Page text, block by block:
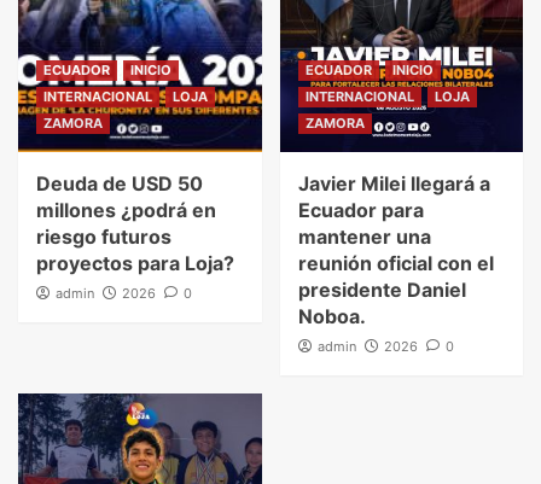
ECUADOR
INICIO
INTERNACIONAL
LOJA
ZAMORA
Deuda de USD 50
millones ¿podrá en
riesgo futuros
proyectos para Loja?
admin 2026 0
ECUADOR
INICIO
INTERNACIONAL
LOJA
ZAMORA
Javier Milei llegará a
Ecuador para
mantener una
reunión oficial con el
presidente Daniel
Noboa.
admin 2026 0